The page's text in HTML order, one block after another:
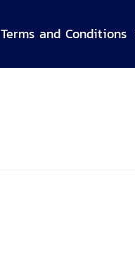
Terms and Conditions